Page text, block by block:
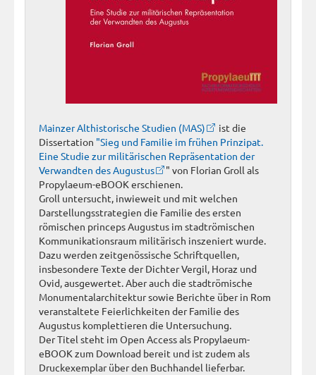
Mainzer Althistorische Studien (MAS)
ist die
Dissertation "Sieg und Familie im frühen Prinzipat.
Eine Studie zur militärischen Repräsentation der
Verwandten des Augustus
" von Florian Groll als
Propylaeum-eBOOK erschienen.
Groll untersucht, inwieweit und mit welchen
Darstellungsstrategien die Familie des ersten
römischen princeps Augustus im stadtrömischen
Kommunikationsraum militärisch inszeniert wurde.
Dazu werden zeitgenössische Schriftquellen,
insbesondere Texte der Dichter Vergil, Horaz und
Ovid, ausgewertet. Aber auch die stadtrömische
Monumentalarchitektur sowie Berichte über in Rom
veranstaltete Feierlichkeiten der Familie des
Augustus komplettieren die Untersuchung.
Der Titel steht im Open Access als Propylaeum-
eBOOK zum Download bereit und ist zudem als
Druckexemplar über den Buchhandel lieferbar.